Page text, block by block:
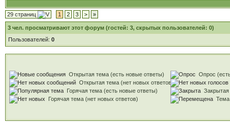
29 страниц 1 2 3 > »
3чел. просматривают этот форум (гостей: 3, скрытых пользователей: 0)
Пользователей: 0
Открытая тема (есть новые ответы)
Открытая тема (нет новых ответов)
Горячая тема (есть новые ответы)
Горячая тема (нет новых ответов)
Опрос